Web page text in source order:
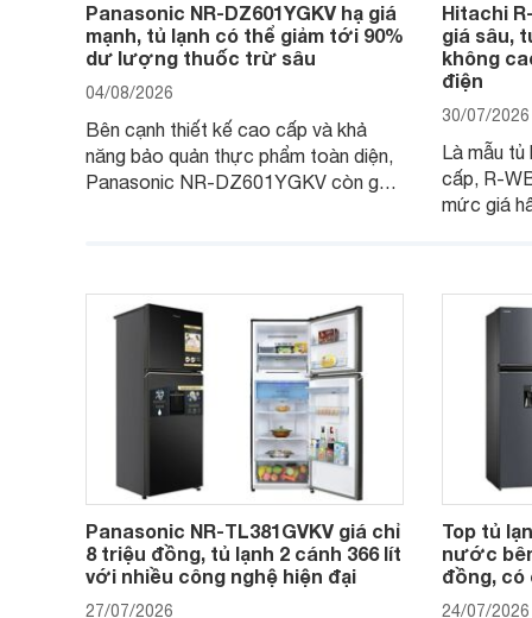
Panasonic NR-DZ601YGKV hạ giá
mạnh, tủ lạnh có thể giảm tới 90%
dư lượng thuốc trừ sâu
04/08/2026
Bên cạnh thiết kế cao cấp và khả
năng bảo quản thực phẩm toàn diện,
Panasonic NR-DZ601YGKV còn gây
Hitachi
giá sâu,
không
điện
30/07/2026
Là mẫu tủ
cấp, R-
mức giá
nhiều
Panasonic NR-TL381GVKV giá chỉ
8 triệu đồng, tủ lạnh 2 cánh 366 lít
với nhiều công nghệ hiện đại
27/07/2026
Top tủ
nước
đồng, có
24/07/2026